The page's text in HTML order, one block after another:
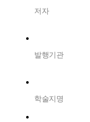
저자
발행기관
학술지명